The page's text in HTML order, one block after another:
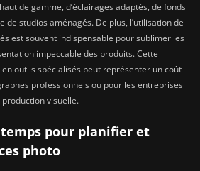
de gamme, d’éclairages adaptés, de fonds
de studios aménagés. De plus, l’utilisation de
est souvent indispensable pour sublimer les
impeccable des produits. Cette
outils spécialisés peut représenter un coût
professionnels ou pour les entreprises
visuelle.
pour planifier et
photo